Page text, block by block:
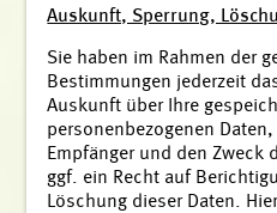
Auskunft, Sperrung,
Sie haben im Rahmen der
Bestimmungen jederzeit
Auskunft über Ihre
personenbezogenen
Empfänger und den Zweck
ggf. ein Recht auf
Löschung dieser Daten.